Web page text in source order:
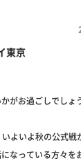
東京
がお過ごしでしょ
よいよ秋の公式戦
なっている方々を